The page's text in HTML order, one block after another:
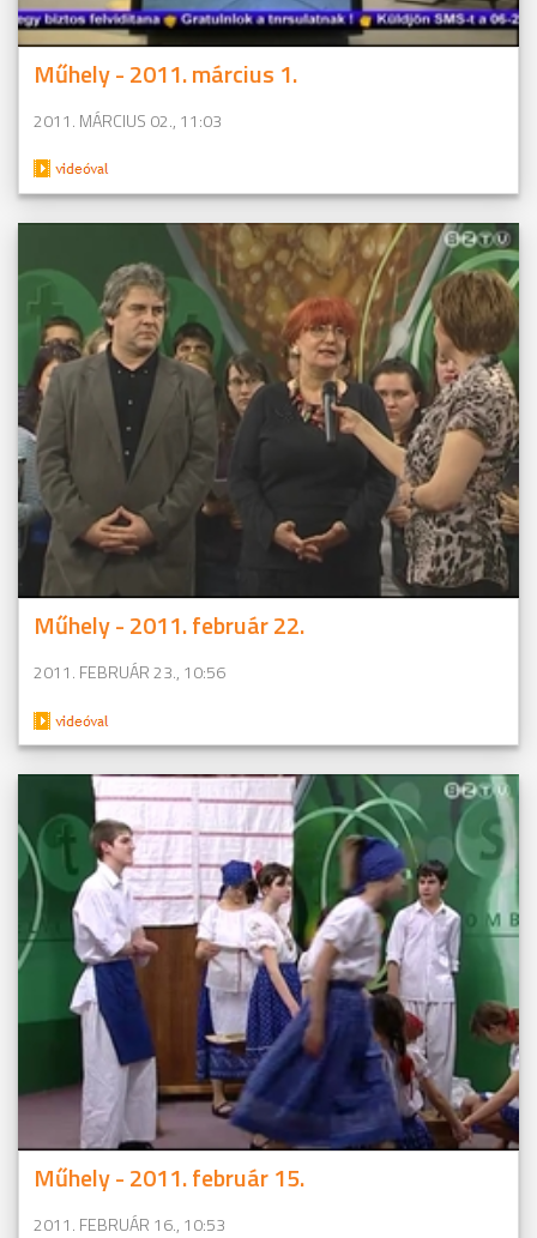
Műhely - 2011. március 1.
2011. MÁRCIUS 02., 11:03
Műhely - 2011. február 22.
2011. FEBRUÁR 23., 10:56
Műhely - 2011. február 15.
2011. FEBRUÁR 16., 10:53